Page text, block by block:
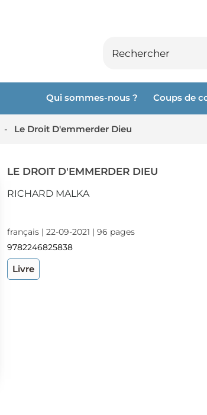
Qui sommes-nous ? Coups de
- Le Droit D'emmerder Dieu
LE DROIT D'EMMERDER DIEU
RICHARD MALKA
français | 22-09-2021 | 96 pages
9782246825838
Livre